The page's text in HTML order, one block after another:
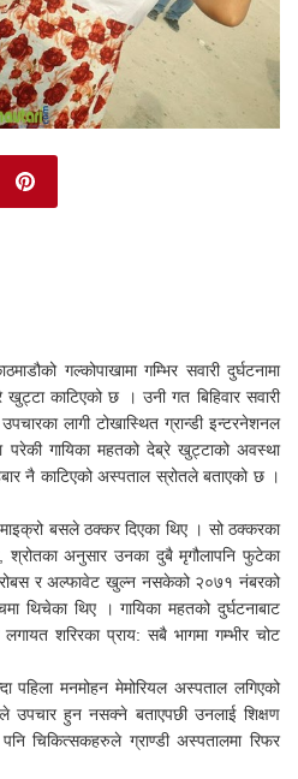
गल्कोपाखामा गम्भिर सवारी दुर्घटनामा
खुट्टा काटिएको छ । उनी गत बिहिवार सवारी
लागी टोखास्थित ग्रान्डी इन्टरनेशनल
परेकी गायिका महतको देब्रे खुट्टाको अवस्था
नै काटिएको अस्पताल स्रोतले बताएको छ ।
बसले ठक्कर दिएका थिए । सो ठक्करका
अनुसार उनका दुबै मृगौलापनि फुटेका
र अल्फावेट खुल्न नसकेको २०७१ नंबरको
थिचेका थिए । गायिका महतको दुर्घटनाबाट
शरिरका प्राय: सबै भागमा गम्भीर चोट
पहिला मनमोहन मेमोरियल अस्पताल लगिएको
उपचार हुन नसक्ने बताएपछी उनलाई शिक्षण
चिकित्सकहरुले ग्राण्डी अस्पतालमा रिफर